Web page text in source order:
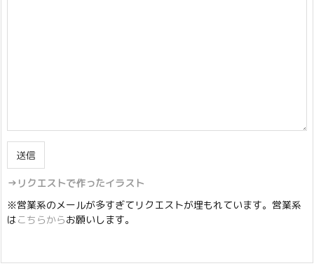
→リクエストで作ったイラスト
※営業系のメールが多すぎてリクエストが埋もれています。営業系
はこちらからお願いします。